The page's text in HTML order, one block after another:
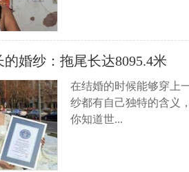
婚纱：拖尾长达8095.4米
在结婚的时候能够穿上
纱都有自己独特的含义
你知道世...